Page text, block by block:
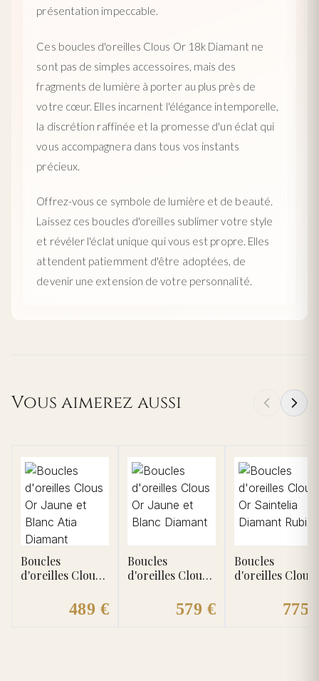
présentation impeccable.
Ces boucles d'oreilles Clous Or 18k Diamant ne
sont pas de simples accessoires, mais des
fragments de lumière à porter au plus près de
votre cœur. Elles incarnent l'élégance intemporelle,
la discrétion raffinée et la promesse d'un éclat qui
vous accompagnera dans tous vos instants
précieux.
Offrez-vous ce symbole de lumière et de beauté.
Laissez ces boucles d'oreilles sublimer votre style
et révéler l'éclat unique qui vous est propre. Elles
attendent patiemment d'être adoptées, de
devenir une extension de votre personnalité.
Vous aimerez aussi
Boucles
d'oreilles Clous
Blanc Atia489 €
Boucles
d'oreilles Clous
Blanc Diamant
579 €
Boucles
d'oreilles Clous
Diamant Rubis
775